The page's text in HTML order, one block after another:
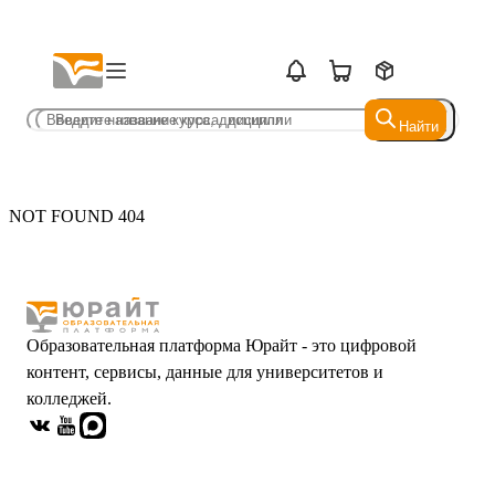
Найти
Найти
NOT FOUND 404
Образовательная платформа Юрайт - это цифровой
контент, сервисы, данные для университетов и
колледжей.